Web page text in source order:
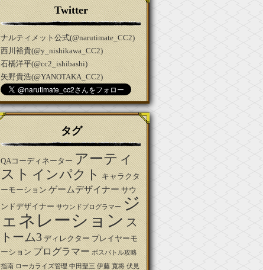
Twitter
ナルティメット公式(@narutimate_CC2)
西川裕貴(@y_nishikawa_CC2)
石橋洋平(@cc2_ishibashi)
矢野貴浩(@YANOTAKA_CC2)
タグ
QAコーディネーター アーティ
ストインパクト キャラクタ
ーモーション ゲームデザイナー サウ
ンドデザイナー サウンドプログラマー ジ
ェネレーションス
トーム3 ディレクター プレイヤーモ
ーション プログラマー ボスバトル攻略
指南 ローカライズ管理 中田聖三 伊藤 寛将 伏見